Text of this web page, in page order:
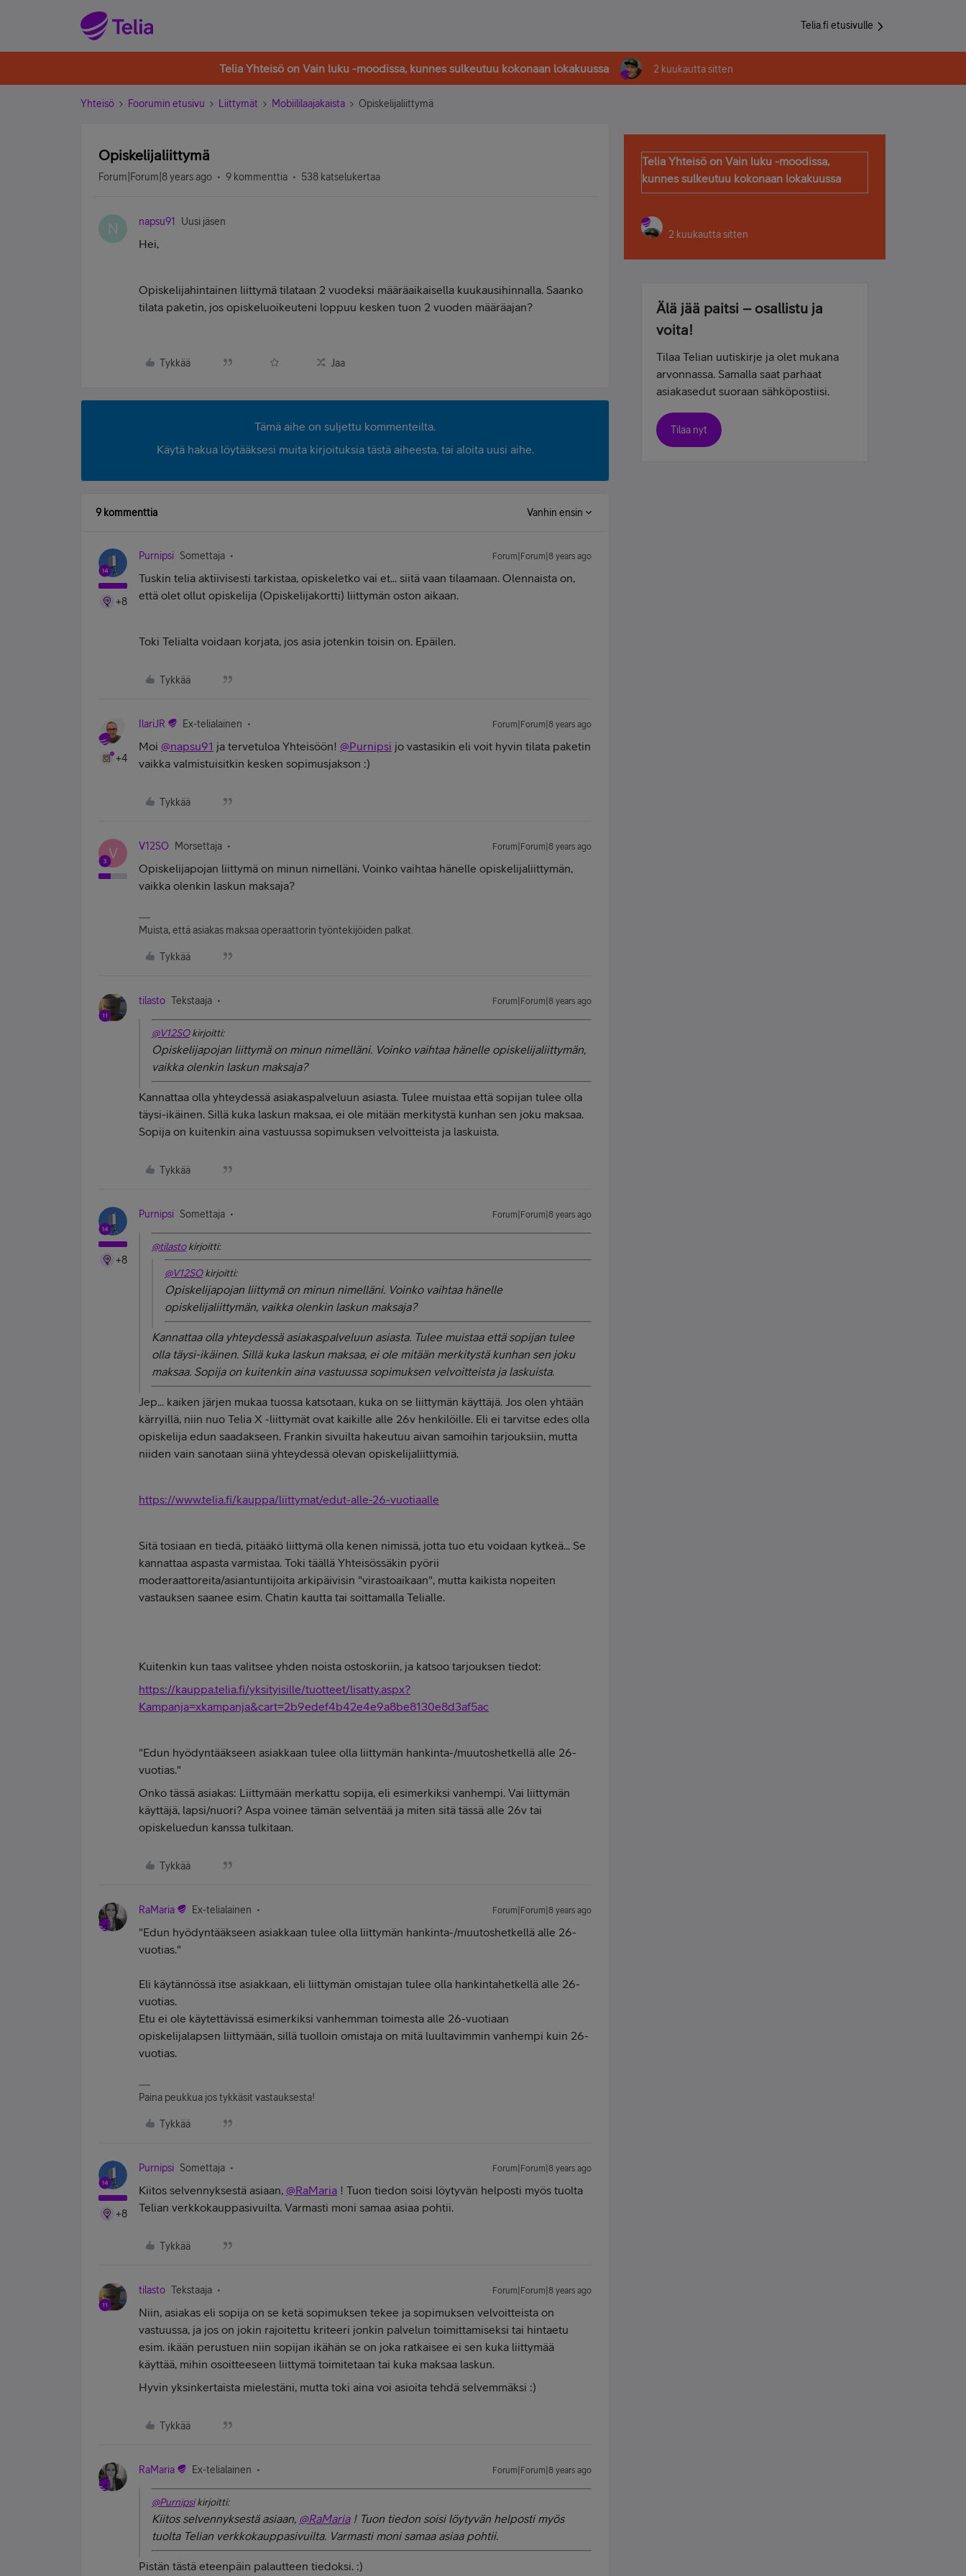
Telia.fi etusivulle
Telia Yhteisö on Vain luku -moodissa, kunnes sulkeutuu kokonaan lokakuussa 2 kuukautta sitten
Yhteisö Foorumin etusivu Liittymät Mobiililaajakaista Opiskelijaliittymä
Opiskelijaliittymä
Forum|Forum|8 years ago 9 kommenttia 538 katselukertaa
N napsu91 Uusi jäsen
Hei,
Opiskelijahintainen liittymä tilataan 2 vuodeksi määräaikaisella kuukausihinnalla. Saanko
tilata paketin, jos opiskeluoikeuteni loppuu kesken tuon 2 vuoden määräajan?
Tykkää Jaa
Tämä aihe on suljettu kommenteilta.
Käytä hakua löytääksesi muita kirjoituksia tästä aiheesta, tai aloita uusi aihe.
9 kommenttia Vanhin ensin
+8
Purnipsi Somettaja Forum|Forum|8 years ago
Tuskin telia aktiivisesti tarkistaa, opiskeletko vai et... siitä vaan tilaamaan. Olennaista on,
että olet ollut opiskelija (Opiskelijakortti) liittymän oston aikaan.
Toki Telialta voidaan korjata, jos asia jotenkin toisin on. Epäilen.
Tykkää
+4
IlariJR Ex-telialainen Forum|Forum|8 years ago
Moi @napsu91 ja tervetuloa Yhteisöön! @Purnipsi jo vastasikin eli voit hyvin tilata paketin
vaikka valmistuisitkin kesken sopimusjakson :)
Tykkää
V V12SO Morsettaja Forum|Forum|8 years ago
Opiskelijapojan liittymä on minun nimelläni. Voinko vaihtaa hänelle opiskelijaliittymän,
vaikka olenkin laskun maksaja?
Muista, että asiakas maksaa operaattorin työntekijöiden palkat.
Tykkää
tilasto Tekstaaja Forum|Forum|8 years ago
@V12SOkirjoitti:
Opiskelijapojan liittymä on minun nimelläni. Voinko vaihtaa hänelle opiskelijaliittymän,
vaikka olenkin laskun maksaja?
Kannattaa olla yhteydessä asiakaspalveluun asiasta. Tulee muistaa että sopijan tulee olla
täysi-ikäinen. Sillä kuka laskun maksaa, ei ole mitään merkitystä kunhan sen joku maksaa.
Sopija on kuitenkin aina vastuussa sopimuksen velvoitteista ja laskuista.
Tykkää
+8
Purnipsi Somettaja Forum|Forum|8 years ago
@tilastokirjoitti:
@V12SOkirjoitti:
Opiskelijapojan liittymä on minun nimelläni. Voinko vaihtaa hänelle
opiskelijaliittymän, vaikka olenkin laskun maksaja?
Kannattaa olla yhteydessä asiakaspalveluun asiasta. Tulee muistaa että sopijan tulee
olla täysi-ikäinen. Sillä kuka laskun maksaa, ei ole mitään merkitystä kunhan sen joku
maksaa. Sopija on kuitenkin aina vastuussa sopimuksen velvoitteista ja laskuista.
Jep... kaiken järjen mukaa tuossa katsotaan, kuka on se liittymän käyttäjä. Jos olen yhtään
kärryillä, niin nuo Telia X -liittymät ovat kaikille alle 26v henkilöille. Eli ei tarvitse edes olla
opiskelija edun saadakseen. Frankin sivuilta hakeutuu aivan samoihin tarjouksiin, mutta
niiden vain sanotaan siinä yhteydessä olevan opiskelijaliittymiä.
https://www.telia.fi/kauppa/liittymat/edut-alle-26-vuotiaalle
Sitä tosiaan en tiedä, pitääkö liittymä olla kenen nimissä, jotta tuo etu voidaan kytkeä... Se
kannattaa aspasta varmistaa. Toki täällä Yhteisössäkin pyörii
moderaattoreita/asiantuntijoita arkipäivisin "virastoaikaan", mutta kaikista nopeiten
vastauksen saanee esim. Chatin kautta tai soittamalla Telialle.
Kuitenkin kun taas valitsee yhden noista ostoskoriin, ja katsoo tarjouksen tiedot:
https://kauppa.telia.fi/yksityisille/tuotteet/lisatty.aspx?
Kampanja=xkampanja&cart=2b9edef4b42e4e9a8be8130e8d3af5ac
"Edun hyödyntääkseen asiakkaan tulee olla liittymän hankinta-/muutoshetkellä alle 26-
vuotias."
Onko tässä asiakas: Liittymään merkattu sopija, eli esimerkiksi vanhempi. Vai liittymän
käyttäjä, lapsi/nuori? Aspa voinee tämän selventää ja miten sitä tässä alle 26v tai
opiskeluedun kanssa tulkitaan.
Tykkää
RaMaria Ex-telialainen Forum|Forum|8 years ago
"Edun hyödyntääkseen asiakkaan tulee olla liittymän hankinta-/muutoshetkellä alle 26-
vuotias."
Eli käytännössä itse asiakkaan, eli liittymän omistajan tulee olla hankintahetkellä alle 26-
vuotias.
Etu ei ole käytettävissä esimerkiksi vanhemman toimesta alle 26-vuotiaan
opiskelijalapsen liittymään, sillä tuolloin omistaja on mitä luultavimmin vanhempi kuin 26-
vuotias.
Paina peukkua jos tykkäsit vastauksesta!
Tykkää
+8
Purnipsi Somettaja Forum|Forum|8 years ago
Kiitos selvennyksestä asiaan, @RaMaria ! Tuon tiedon soisi löytyvän helposti myös tuolta
Telian verkkokauppasivuilta. Varmasti moni samaa asiaa pohtii.
Tykkää
tilasto Tekstaaja Forum|Forum|8 years ago
Niin, asiakas eli sopija on se ketä sopimuksen tekee ja sopimuksen velvoitteista on
vastuussa, ja jos on jokin rajoitettu kriteeri jonkin palvelun toimittamiseksi tai hintaetu
esim. ikään perustuen niin sopijan ikähän se on joka ratkaisee ei sen kuka liittymää
käyttää, mihin osoitteeseen liittymä toimitetaan tai kuka maksaa laskun.
Hyvin yksinkertaista mielestäni, mutta toki aina voi asioita tehdä selvemmäksi :)
Tykkää
RaMaria Ex-telialainen Forum|Forum|8 years ago
@Purnipsikirjoitti:
Kiitos selvennyksestä asiaan, @RaMaria! Tuon tiedon soisi löytyvän helposti myös
tuolta Telian verkkokauppasivuilta. Varmasti moni samaa asiaa pohtii.
Pistän tästä eteenpäin palautteen tiedoksi. :)
Telia Yhteisö on Vain luku -moodissa,
kunnes sulkeutuu kokonaan lokakuussa
2 kuukautta sitten
Älä jää paitsi – osallistu ja
voita!
Tilaa Telian uutiskirje ja olet mukana
arvonnassa. Samalla saat parhaat
asiakasedut suoraan sähköpostiisi.
Tilaa nyt